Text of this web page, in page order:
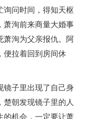
询问时间，得知天枢
萧洵前来商量大婚事
萧洵为父亲报仇。阿
便拉着回到房间休
镜子里出现了自己身
朝发现镜子里的人
的机会，一定要让萧